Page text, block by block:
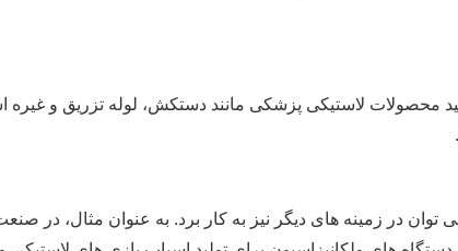
محصولات لاستیکی پزشکی مانند دستکش، لوله تزریق و غیره
توان در زمینه های دیگر نیز به کار برد. به عنوان مثال، در